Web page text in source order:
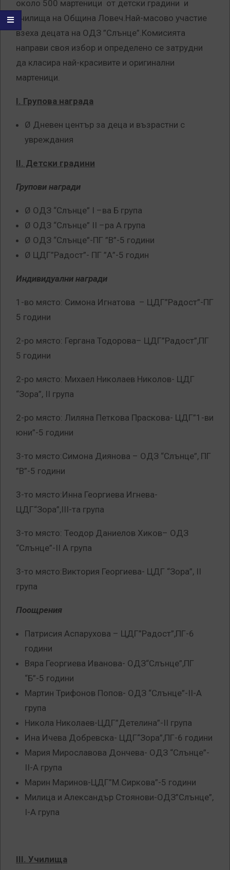
около 500 мартеници от детски градини и
училища на Община Ловеч.Най-масово участие
взеха децата на ОДЗ ”Слънце”.Комисията
направи своя избор и определено се затрудни
да класира най-красивите и оригинални
мартеници.
І. Групова награда
Ø Дневен център за деца и възрастни с
увреждания
ІI. Детски градини
Групови награди
Ø ОДЗ “Слънце” I –ва Б група
Ø ОДЗ “Слънце” II –ра А група
Ø ОДЗ “Слънце”-ПГ ”В”-5 години
Ø ЦДГ”Радост”- ПГ ”А”-5 годин
Индивидуални награди
1-во място: Симона Игнатова – ЦДГ”Радост”-ПГ
5 години
2-ро място: Гергана Тодорова– ЦДГ”Радост”,ПГ
5 години
2-ро място: Михаел Николаев Николов- ЦДГ
“Зора”, II група
2-ро място: Лиляна Петкова Праскова- ЦДГ”1-ви
юни”-5 години
3-то място:Симона Диянова – ОДЗ “Слънце”, ПГ
”В”-5 години
3-то място:Инна Георгиева Игнева-
ЦДГ“Зора”,III-та група
3-то място: Теодор Даниелов Хиков– ОДЗ
“Слънце”-II А група
3-то място:Виктория Георгиева- ЦДГ “Зора”, II
група
Поощрения
Патрисия Аспарухова – ЦДГ”Радост”,ПГ-6
години
Вяра Георгиева Иванова- ОДЗ“Слънце”,ПГ
“Б”-5 години
Мартин Трифонов Попов- ОДЗ “Слънце”-II-А
група
Никола Николаев-ЦДГ”Детелина”-II група
Ина Ичева Добревска- ЦДГ“Зора”,ПГ-6 години
Мария Мирославова Дончева- ОДЗ “Слънце”-
II-А група
Марин Маринов-ЦДГ”М.Сиркова”-5 години
Милица и Александър Стоянови-ОДЗ”Слънце”,
I-А група
ІІІ. Училища